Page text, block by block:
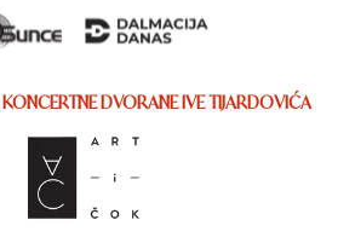
DVORANE IVE TIJARDOVIĆA